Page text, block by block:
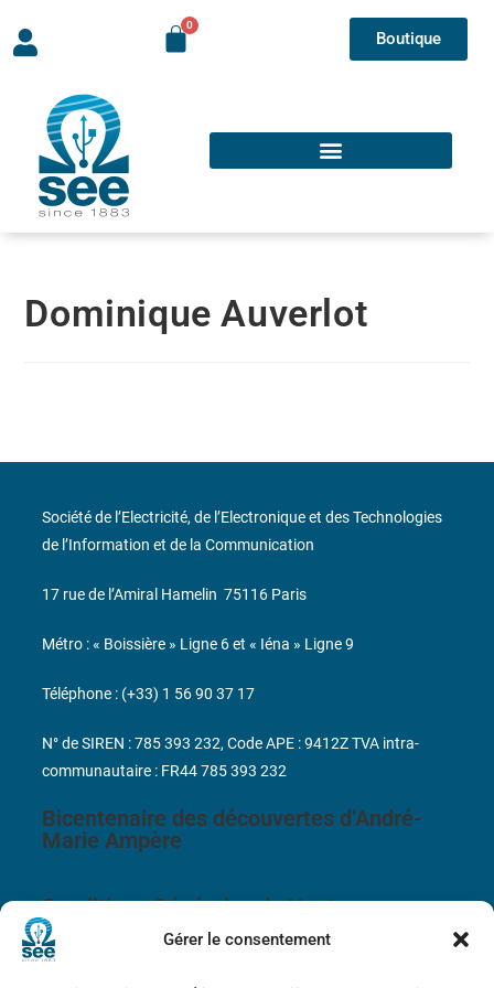
Gérer le consentement
Boutique
Dominique Auverlot
Bicentenaire des découvertes d’André-
Marie Ampère
Conditions Générales de Vente
Société de l’Electricité, de l’Electronique et des Technologies
de l’Information et de la Communication
17 rue de l’Amiral Hamelin 75116 Paris
Métro : « Boissière » Ligne 6 et « Iéna » Ligne 9
Téléphone : (+33) 1 56 90 37 17
N° de SIREN : 785 393 232, Code APE : 9412Z TVA intra-
communautaire : FR44 785 393 232